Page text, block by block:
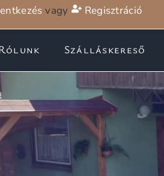
vagy Regisztráció
Rólunk Szálláskereső